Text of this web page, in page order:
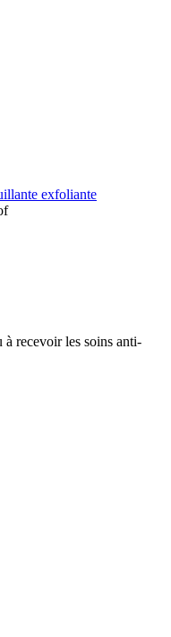
exfoliante
à recevoir les soins anti-